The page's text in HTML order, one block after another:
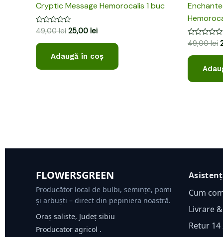
Cryptic Message Hemorocalis 1 buc
Evaluat
0
din
49,00lei 25,00 lei
Adaugă în coș
Evaluat
0
din
49,00lei
FLOWERSGREEN
Producător local de bulbi, semințe, pomi
și arbuști – direct din pepiniera noastră.
Oraș saliste, Județ sibiu
Producator agricol .
Cum
Livrare
Retur 14